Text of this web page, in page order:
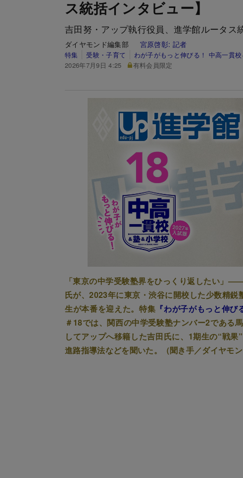
ス統括インタビュー】
吉田努・アップ執行役員、進学館ルータス
ダイヤモンド編集部 宮原啓彰: 記者
特集 受験・子育て
わが子がもっと伸びる！ 中高一貫
2026年7月9日 4:25
有料会員限定
「東京の中学受験塾界をひっくり返したい」
氏が、2023年に東京・渋谷に開校した少数精
生が本番を迎えた。特集 『わが子がもっと伸
＃18では、関西の中学受験塾ナンバー2である
してアップへ移籍した吉田氏に、1期生の“戦
進路指導法などを聞いた。（聞き手／ダイヤモ